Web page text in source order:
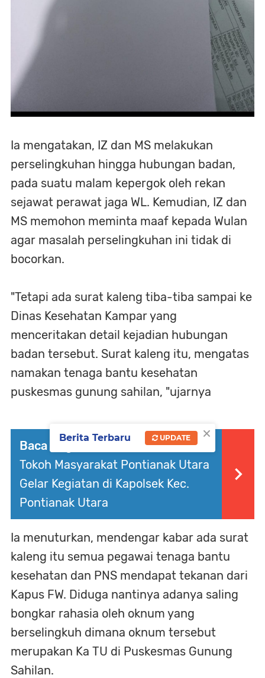
Ia mengatakan, IZ dan MS melakukan
perselingkuhan hingga hubungan badan,
pada suatu malam kepergok oleh rekan
sejawat perawat jaga WL. Kemudian, IZ dan
MS memohon meminta maaf kepada Wulan
agar masalah perselingkuhan ini tidak di
bocorkan.
"Tetapi ada surat kaleng tiba-tiba sampai ke
Dinas Kesehatan Kampar yang
menceritakan detail kejadian hubungan
badan tersebut. Surat kaleng itu, mengatas
namakan tenaga bantu kesehatan
puskesmas gunung sahilan, "ujarnya
Baca Juga : Ormas LPM DPC dan
Tokoh Masyarakat Pontianak Utara
Gelar Kegiatan di Kapolsek Kec.
Pontianak Utara
Ia menuturkan, mendengar kabar ada surat
kaleng itu semua pegawai tenaga bantu
kesehatan dan PNS mendapat tekanan dari
Kapus FW. Diduga nantinya adanya saling
bongkar rahasia oleh oknum yang
berselingkuh dimana oknum tersebut
merupakan Ka TU di Puskesmas Gunung
Sahilan.
×
Berita Terbaru UPDATE